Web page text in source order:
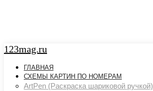
123mag.ru
ГЛАВНАЯ
СХЕМЫ КАРТИН ПО НОМЕРАМ
ArtPen (Раскраска шариковой ручкой)